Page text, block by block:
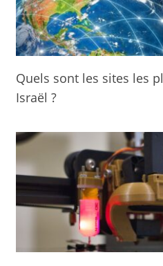
Quels sont les sites les
Israël ?